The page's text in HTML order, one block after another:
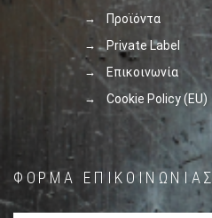
Προϊόντα
Private Label
Επικοινωνία
Cookie Policy (EU)
ΦΌΡΜΑ ΕΠΙΚΟΙΝΩΝΊΑΣ